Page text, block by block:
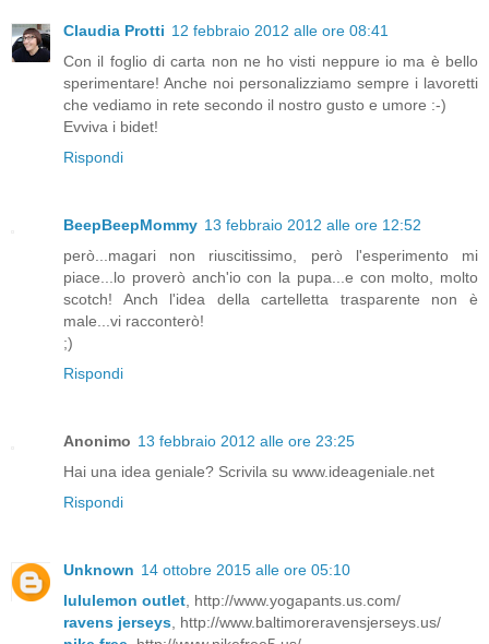
Claudia Protti 12 febbraio 2012 alle ore 08:41
Con il foglio di carta non ne ho visti neppure io ma è bello
sperimentare! Anche noi personalizziamo sempre i lavoretti
che vediamo in rete secondo il nostro gusto e umore :-)
Evviva i bidet!
Rispondi
BeepBeepMommy 13 febbraio 2012 alle ore 12:52
però...magari non riuscitissimo, però l'esperimento mi
piace...lo proverò anch'io con la pupa...e con molto, molto
scotch! Anch l'idea della cartelletta trasparente non è
male...vi racconterò!
;)
Rispondi
Anonimo 13 febbraio 2012 alle ore 23:25
Hai una idea geniale? Scrivila su www.ideageniale.net
Rispondi
Unknown 14 ottobre 2015 alle ore 05:10
lululemon outlet, http://www.yogapants.us.com/
ravens jerseys, http://www.baltimoreravensjerseys.us/